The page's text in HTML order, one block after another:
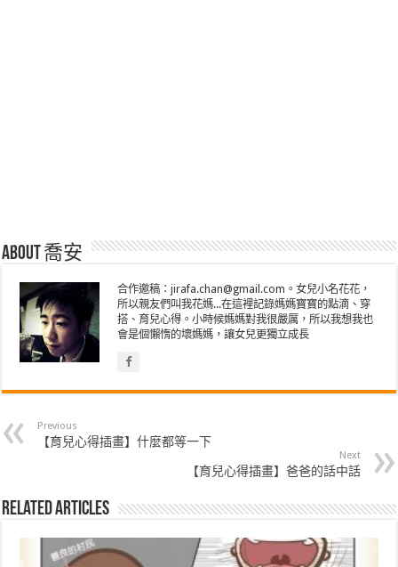
About 喬安
合作邀稿：jirafa.chan@gmail.com。女兒小名花花，
所以親友們叫我花媽...在這裡記錄媽媽寶寶的點滴、穿
搭、育兒心得。小時候媽媽對我很嚴厲，所以我想我也
會是個懶惰的壞媽媽，讓女兒更獨立成長
Previous
【育兒心得插畫】什麼都等一下
Next
【育兒心得插畫】爸爸的話中話
Related Articles